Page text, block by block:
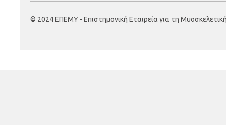
© 2024 ΕΠΕΜΥ - Επιστημονική Εταιρεία για τη